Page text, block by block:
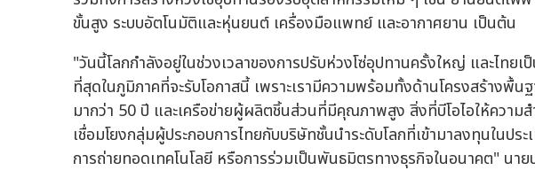
ขั้นสูง ระบบอัตโนมัติและหุ่นยนต์ เครื่องมือแพทย์ และอากาศยาน เป็นต้น
"วันนี้โลกกำลังอยู่ในช่วงเวลาของการปรับห่วงโซ่อุปทานครั้งใหญ่ และไทย
ที่สุดในภูมิภาคที่จะรับโอกาสนี้ เพราะเรามีความพร้อมทั้งด้านโครงสร้างพื้
มากว่า 50 ปี และเครือข่ายผู้ผลิตชิ้นส่วนที่มีคุณภาพสูง สิ่งที่บีโอไอให้ความ
เชื่อมโยงกลุ่มผู้ประกอบการไทยกับบริษัทชั้นนำระดับโลกที่เข้ามาลงทุนในปร
การถ่ายทอดเทคโนโลยี หรือการร่วมเป็นพันธมิตรทางธุรกิจในอนาคต" นา